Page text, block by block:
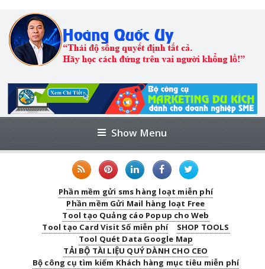
Show Menu
Phần mềm gửi sms hàng loạt miễn phí
Phần mềm Gửi Mail hàng loạt Free
Tool tạo Quảng cáo Popup cho Web
Tool tạo Card Visit Số miễn phí
SHOP TOOLS
Tool Quét Data Google Map
TẢI BỘ TÀI LIỆU QUÝ DÀNH CHO CEO
Bộ công cụ tìm kiếm Khách hàng mục tiêu miễn phí